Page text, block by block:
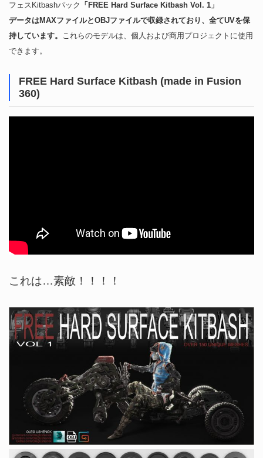
フェスKitbashパック 「FREE Hard Surface Kitbash Vol. 1」
データはMAXファイルとOBJファイルで収録されており、全てUVを保
持しています。 これらのモデルは、個人および商用プロジェクトに使用
できます。
FREE Hard Surface Kitbash (made in Fusion
360)
これは…素敵！！！！